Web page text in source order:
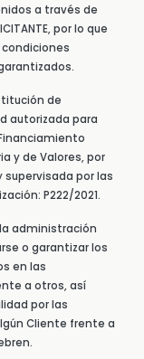
a través de
por lo que
condiciones
de
autorizada para
y de Valores, por
supervisada por las
P222/2021.
administración
o garantizar los
en las
a otros, así
por las
Cliente frente a